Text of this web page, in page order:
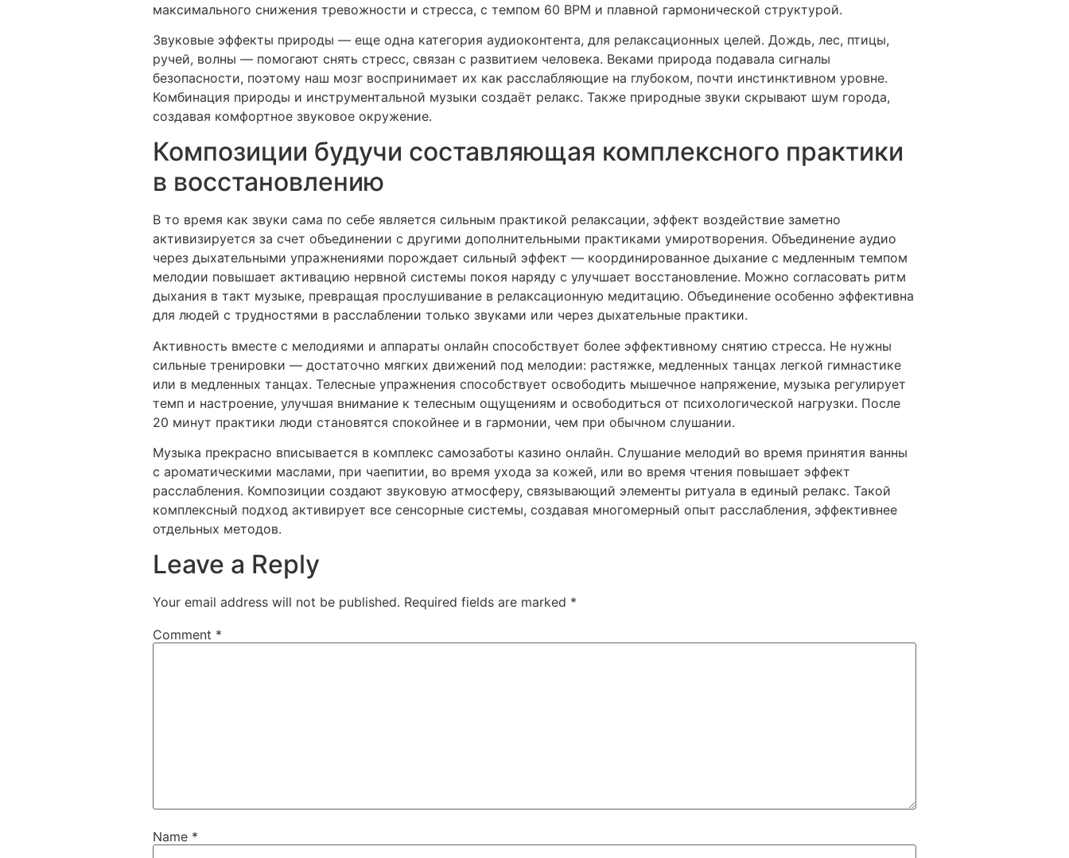
максимального снижения тревожности и стресса, с темпом 60 BPM и плавной гармонической структурой.
Звуковые эффекты природы — еще одна категория аудиоконтента, для релаксационных целей. Дождь, лес, птицы,
ручей, волны — помогают снять стресс, связан с развитием человека. Веками природа подавала сигналы
безопасности, поэтому наш мозг воспринимает их как расслабляющие на глубоком, почти инстинктивном уровне.
Комбинация природы и инструментальной музыки создаёт релакс. Также природные звуки скрывают шум города,
создавая комфортное звуковое окружение.
Композиции будучи составляющая комплексного практики
в восстановлению
В то время как звуки сама по себе является сильным практикой релаксации, эффект воздействие заметно
активизируется за счет объединении с другими дополнительными практиками умиротворения. Объединение аудио
через дыхательными упражнениями порождает сильный эффект — координированное дыхание с медленным темпом
мелодии повышает активацию нервной системы покоя наряду с улучшает восстановление. Можно согласовать ритм
дыхания в такт музыке, превращая прослушивание в релаксационную медитацию. Объединение особенно эффективна
для людей с трудностями в расслаблении только звуками или через дыхательные практики.
Активность вместе с мелодиями и аппараты онлайн способствует более эффективному снятию стресса. Не нужны
сильные тренировки — достаточно мягких движений под мелодии: растяжке, медленных танцах легкой гимнастике
или в медленных танцах. Телесные упражнения способствует освободить мышечное напряжение, музыка регулирует
темп и настроение, улучшая внимание к телесным ощущениям и освободиться от психологической нагрузки. После
20 минут практики люди становятся спокойнее и в гармонии, чем при обычном слушании.
Музыка прекрасно вписывается в комплекс самозаботы казино онлайн. Слушание мелодий во время принятия ванны
с ароматическими маслами, при чаепитии, во время ухода за кожей, или во время чтения повышает эффект
расслабления. Композиции создают звуковую атмосферу, связывающий элементы ритуала в единый релакс. Такой
комплексный подход активирует все сенсорные системы, создавая многомерный опыт расслабления, эффективнее
отдельных методов.
Leave a Reply
Your email address will not be published. Required fields are marked *
Comment *
Name *